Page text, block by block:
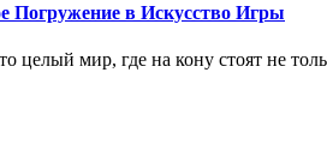
Погружение в Искусство Игры
целый мир, где на кону стоят не